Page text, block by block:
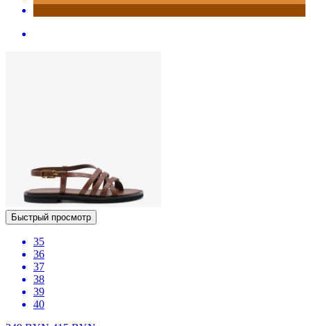
Быстрый просмотр
35
36
37
38
39
40